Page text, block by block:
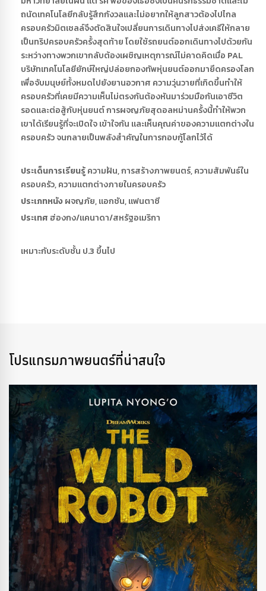
ถนัดเทคโนโลยีกลับรู้สึกกังวลและไม่อยากให้ลูกสาวต้องไปไกล
ครอบครัวมิตเชลล์จึงตัดสินใจเปลี่ยนการเดินทางไปส่งเคธีให้กลาย
เป็นทริปครอบครัวครั้งสุดท้าย โดยใช้รถยนต์ออกเดินทางไปด้วยกัน
ระหว่างทางพวกเขากลับต้องเผชิญเหตุการณ์ไม่คาดคิดเมื่อ PAL
บริษัทเทคโนโลยียักษ์ใหญ่ปล่อยกองทัพหุ่นยนต์ออกมายึดครองโลก
เพื่อจับมนุษย์ทั้งหมดไปยังยานอวกาศ ความวุ่นวายที่เกิดขึ้นทำให้
ครอบครัวที่เคยมีความเห็นไม่ตรงกันต้องหันมาร่วมมือกันเอาชีวิต
รอดและต่อสู้กับหุ่นยนต์ การผจญภัยสุดอลหม่านครั้งนี้ทำให้พวก
เขาได้เรียนรู้ที่จะเปิดใจ เข้าใจกัน และเห็นคุณค่าของความแตกต่างใน
ครอบครัว จนกลายเป็นพลังสำคัญในการกอบกู้โลกไว้ได้
ประเด็นการเรียนรู้ความฝัน, การสร้างภาพยนตร์, ความสัมพันธ์ใน
ครอบครัว, ความแตกต่างภายในครอบครัว
ประเภทหนังผจญภัย, แอกชัน, แฟนตาซี
ประเทศ ฮ่องกง/แคนาดา/สหรัฐอเมริกา
เหมาะกับระดับชั้น ป.3 ขึ้นไป
โปรแกรมภาพยนตร์ที่น่าสนใจ